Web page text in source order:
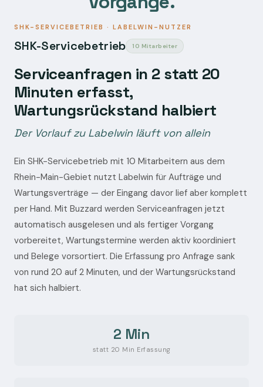
SHK-SERVICEBETRIEB · LABELWIN-NUTZER
SHK-Servicebetrieb 10 Mitarbeiter
Serviceanfragen in 2 statt 20
Minuten erfasst,
Wartungsrückstand halbiert
Der Vorlauf zu Labelwin läuft von allein
Ein SHK-Servicebetrieb mit 10 Mitarbeitern aus dem
Rhein-Main-Gebiet nutzt Labelwin für Aufträge und
Wartungsverträge — der Eingang davor lief aber komplett
per Hand. Mit Buzzard werden Serviceanfragen jetzt
automatisch ausgelesen und als fertiger Vorgang
vorbereitet, Wartungstermine werden aktiv koordiniert
und Belege vorsortiert. Die Erfassung pro Anfrage sank
von rund 20 auf 2 Minuten, und der Wartungsrückstand
hat sich halbiert.
2 Min
statt 20 Min Erfassung